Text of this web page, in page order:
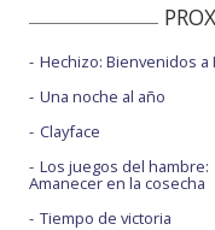
Hechizo: Bienvenidos a
Una noche al año
Clayface
Los juegos del hambre:
Amanecer en la cosecha
Tiempo de victoria